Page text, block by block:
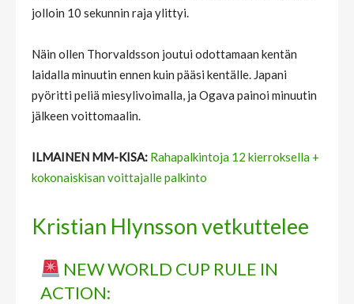
jolloin 10 sekunnin raja ylittyi.
Näin ollen Thorvaldsson joutui odottamaan kentän
laidalla minuutin ennen kuin pääsi kentälle. Japani
pyöritti peliä miesylivoimalla, ja Ogava painoi minuutin
jälkeen voittomaalin.
ILMAINEN MM-KISA: Rahapalkintoja 12 kierroksella +
kokonaiskisan voittajalle palkinto
Kristian Hlynsson vetkuttelee
NEW WORLD CUP RULE IN
ACTION: